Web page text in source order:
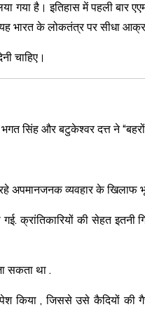
गया है। इतिहास में पहली बार
यह भारत के लोकतंत्र पर सीधा
चाहिए।
सिंह और बटुकेश्वर दत्त ने
अपमानजनक व्यवहार के खिलाफ
क्रांतिकारियों की सेहत
सकता था .
किया , जिससे उसे कैदियों की